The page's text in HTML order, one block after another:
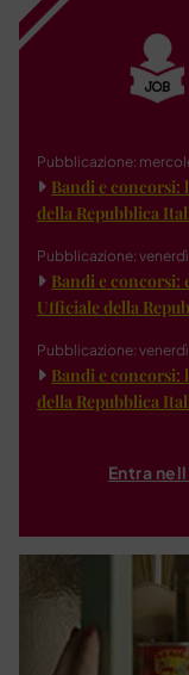
Pubblicazione:
Bandi e concorsi:
della Repubblica
Pubblicazione:
Bandi e concorsi:
Ufficiale della
Pubblicazione:
Bandi e concorsi:
della Repubblica
Entra